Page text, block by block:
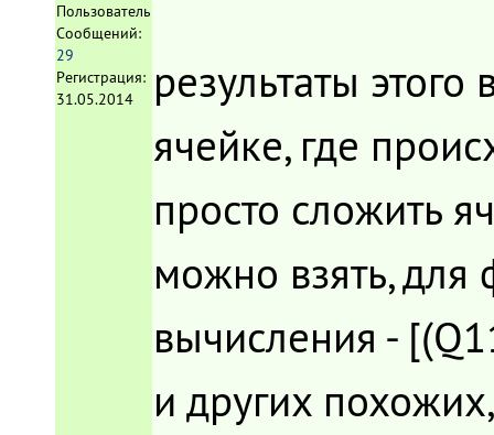
Пользователь
Сообщений:
29
Регистрация:
31.05.2014
результаты
ячейке, где
просто сложить
можно взять, для
вычисления -
и других